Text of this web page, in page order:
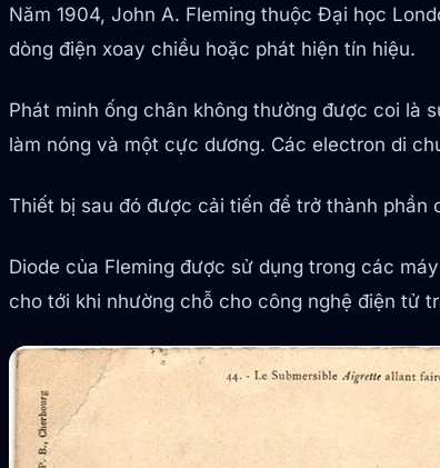
Năm 1904, John A. Fleming thuộc Đại học
dòng điện xoay chiều hoặc phát hiện tín hiệu.
Phát minh ống chân không thường được coi là
làm nóng và một cực dương. Các electron di
Thiết bị sau đó được cải tiến để trở thành
Diode của Fleming được sử dụng trong các
cho tới khi nhường chỗ cho công nghệ điện tử